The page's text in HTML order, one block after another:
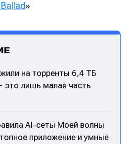
»
на торренты 6,4 ТБ
лишь малая часть
AI-сеты Моей волны
приложение и умные